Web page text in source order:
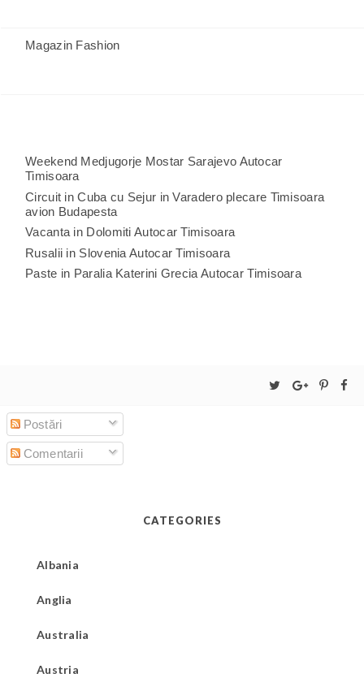
Magazin Fashion
Weekend Medjugorje Mostar Sarajevo Autocar
Timisoara
Circuit in Cuba cu Sejur in Varadero plecare Timisoara
avion Budapesta
Vacanta in Dolomiti Autocar Timisoara
Rusalii in Slovenia Autocar Timisoara
Paste in Paralia Katerini Grecia Autocar Timisoara
Postări
Comentarii
CATEGORIES
Albania
Anglia
Australia
Austria